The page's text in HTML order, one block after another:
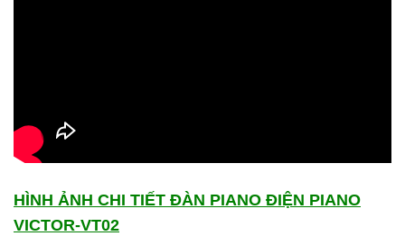
HÌNH ẢNH CHI TIẾT ĐÀN PIANO ĐIỆN PIANO
VICTOR-VT02